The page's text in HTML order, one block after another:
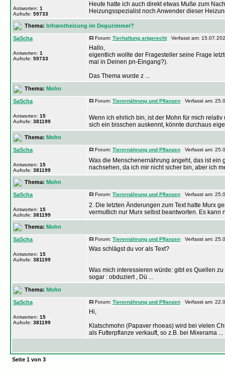
Antworten: 1
Aufrufe: 59733
Heute hatte ich auch direkt etwas Muße zum
Heizungsspezialist noch Anwender dieser
Thema: Infrarotheizung im Deguzimmer?
SaScha
Antworten: 1
Aufrufe: 59733
Forum: Tierhaltung artgerechtVerfasst am:
Hallo,
eigentlich wollte der Fragesteller seine Frage
mal in Deinen pn-Eingang?).
Das Thema wurde z ...
Thema: Mohn
SaScha
Antworten: 15
Aufrufe: 381199
Forum: Tierernährung und Pflanzen Verfasst am:
Wenn ich ehrlich bin, ist der Mohn für mich
sich ein bisschen auskennt, könnte durchaus
Thema: Mohn
SaScha
Antworten: 15
Aufrufe: 381199
Forum: Tierernährung und Pflanzen Verfasst am:
Was die Menschenernährung angeht, das ist ein
nachsehen, da ich mir nicht sicher bin, aber ich
Thema: Mohn
SaScha
Antworten: 15
Aufrufe: 381199
Forum: Tierernährung und Pflanzen Verfasst am:
2. Die letzten Änderungen zum Text hatte Murx
vermutlich nur Murx selbst beantworten. Es kann
Thema: Mohn
SaScha
Antworten: 15
Aufrufe: 381199
Forum: Tierernährung und Pflanzen Verfasst am:
Was schlägst du vor als Text?
Was mich interessieren würde: gibt es Quellen
sogar : obduziert , Dü ...
Thema: Mohn
SaScha
Antworten: 15
Aufrufe: 381199
Forum: Tierernährung und Pflanzen Verfasst am:
Hi,
Klatschmohn (Papaver rhoeas) wird bei vielen
als Futterpflanze verkauft, so z.B. bei Mixerama ...
Seite 1 von 3